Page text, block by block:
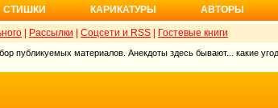
СТИШКИ КАРИКАТУРЫ АВТОРЫ
Рассылки Соцсети и RSS Гостевые книги
публикуемых материалов. Анекдоты здесь бывают... какие